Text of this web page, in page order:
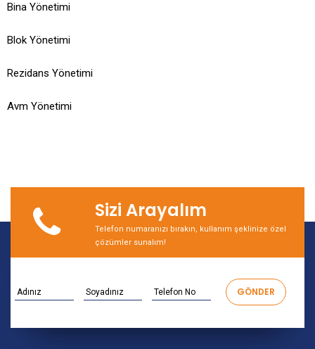
Bina Yönetimi
Blok Yönetimi
Rezidans Yönetimi
Avm Yönetimi
Sizi Arayalım
Telefon numaranızı bırakın, kullanım şeklinize özel
çözümler sunalım!